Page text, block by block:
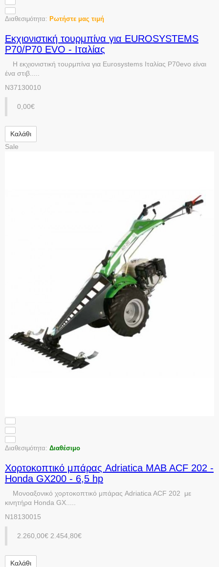
Διαθεσιμότητα: Ρωτήστε μας τιμή
Εκχιονιστική τουρμπίνα για EUROSYSTEMS
P70/P70 EVO - Ιταλίας
Η εκχιονιστική τουρμπίνα για Eurosystems Ιταλίας P70evo είναι
ένα στιβ.....
N37130010
0,00€
Καλάθι
Sale
Διαθεσιμότητα: Διαθέσιμο
Χορτοκοπτικό μπάρας Adriatica MAB ACF 202 -
Honda GX200 - 6,5 hp
Μονοαξονικό χορτοκοπτικό μπάρας Adriatica ACF 202 με
κινητήρα Honda GX.....
N18130015
2.260,00€ 2.454,80€
Καλάθι